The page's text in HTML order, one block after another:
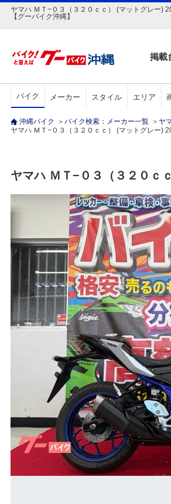
ヤマハ ＭＴ−０３（３２０ｃｃ） (マットグレー)
【グーバイク沖縄】
掲載
バイク メーカー スタイル エリア
沖縄バイク ＞ バイク検索：メーカー一覧 ＞ ヤ
ヤマハ ＭＴ−０３（３２０ｃｃ） (マットグレー)
ヤマハ ＭＴ−０３（３２０